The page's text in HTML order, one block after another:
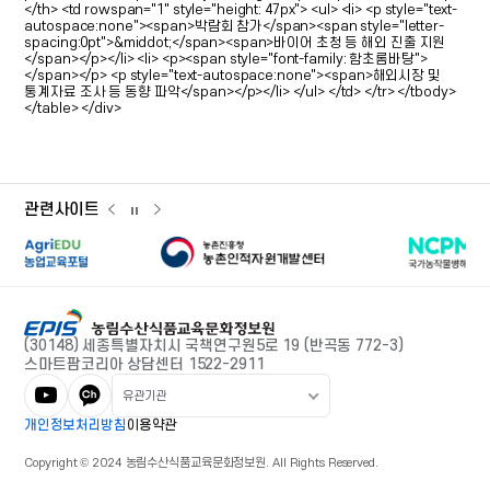
관련사이트
관련사이트관련사이트
일시정지
관련사이트
슬라이드
농업교육포털 농촌인적자원개발센터 국가농작물병
(30148) 세종특별자치시 국책연구원5로 19 (반곡동 772-3)
스마트팜코리아 상담센터 1522-2911
개인정보처리방침 이용약관
Copyright © 2024 농림수산식품교육문화정보원. All Rights Reserved.
유관기관